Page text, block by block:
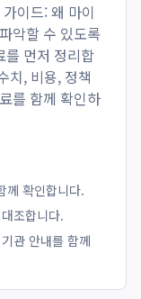
이드: 왜 마이
악할 수 있도록
를 먼저 정리합
치, 비용, 정책
를 함께 확인하
확인합니다.
조합니다.
관 안내를 함께